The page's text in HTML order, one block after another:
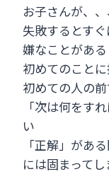
お子さんが、、
失敗するとす
嫌なことがあ
初めてのこと
初めての人の
「次は何をす
い
「正解」があ
には固まってし